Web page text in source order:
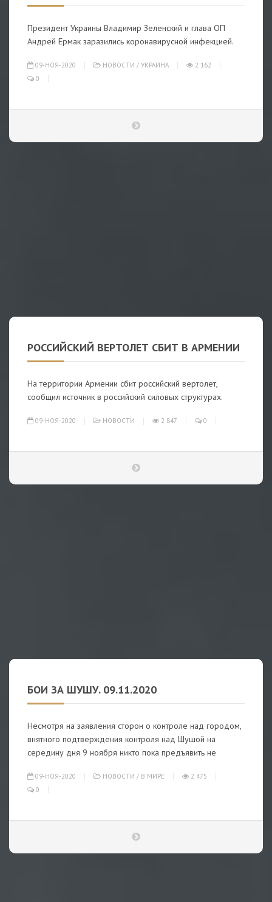
Президент Украины Владимир Зеленский и глава ОП
Андрей Ермак заразились коронавирусной инфекцией.
09-НОЯ-2020 НОВОСТИ / УКРАИНА
2 162
0
РОССИЙСКИЙ ВЕРТОЛЕТ СБИТ В АРМЕНИИ
На территории Армении сбит российский вертолет,
сообщил источник в российский силовых структурах.
09-НОЯ-2020 НОВОСТИ 2 847 0
БОИ ЗА ШУШУ. 09.11.2020
Несмотря на заявления сторон о контроле над городом,
внятного подтверждения контроля над Шушой на
середину дня 9 ноября никто пока предъявить не
09-НОЯ-2020 НОВОСТИ / В МИРЕ
2 475
0